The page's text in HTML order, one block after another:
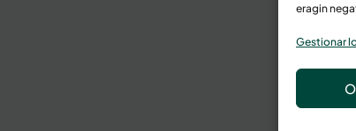
eragin
Gestionar